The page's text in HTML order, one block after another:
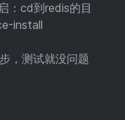
：cd到redis的目
install
，测试就没问题